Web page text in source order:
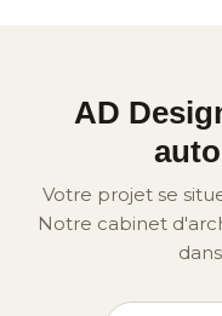
AD
Votre projet se
Notre cabinet